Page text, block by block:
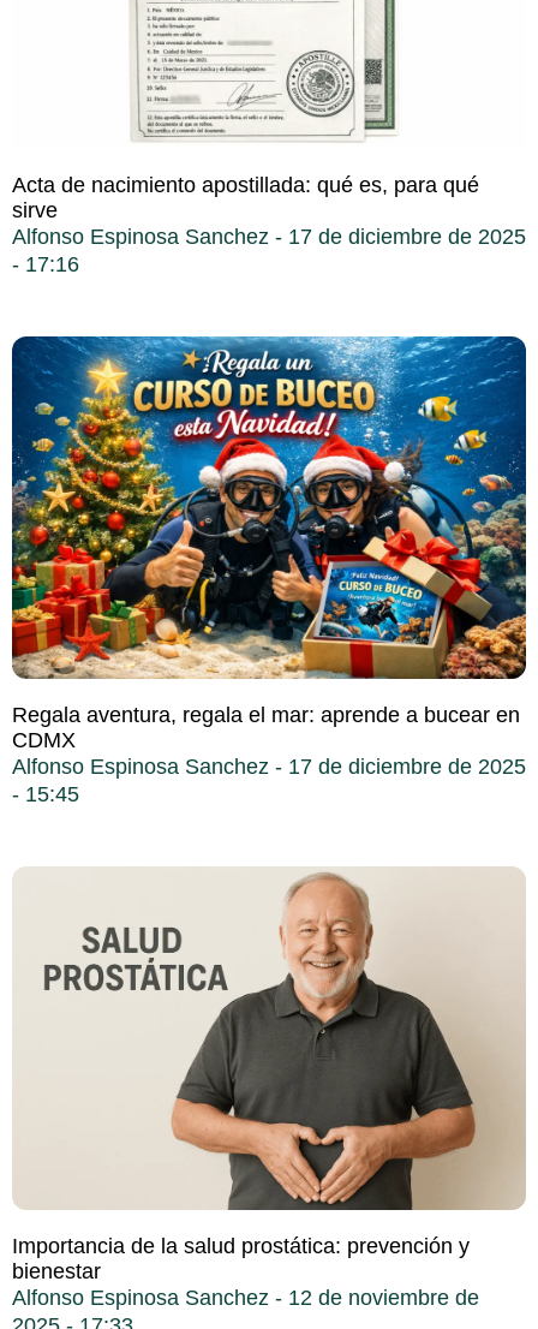
Acta de nacimiento apostillada: qué es, para qué
sirve
Alfonso Espinosa Sanchez
17 de diciembre de 2025
17:16
Regala aventura, regala el mar: aprende a bucear en
CDMX
Alfonso Espinosa Sanchez
17 de diciembre de 2025
15:45
Importancia de la salud prostática: prevención y
bienestar
Alfonso Espinosa Sanchez
12 de noviembre de